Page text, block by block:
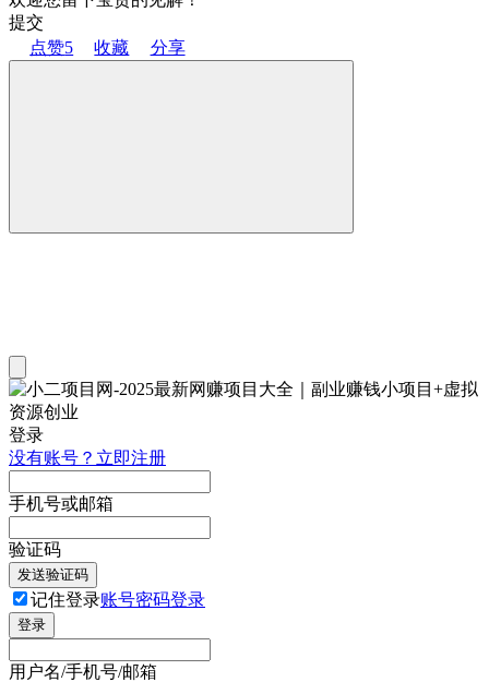
提交
点赞5 收藏 分享
登录
没有账号？立即注册
手机号或邮箱
验证码
发送验证码
记住登录账号密码登录
登录
用户名/手机号/邮箱